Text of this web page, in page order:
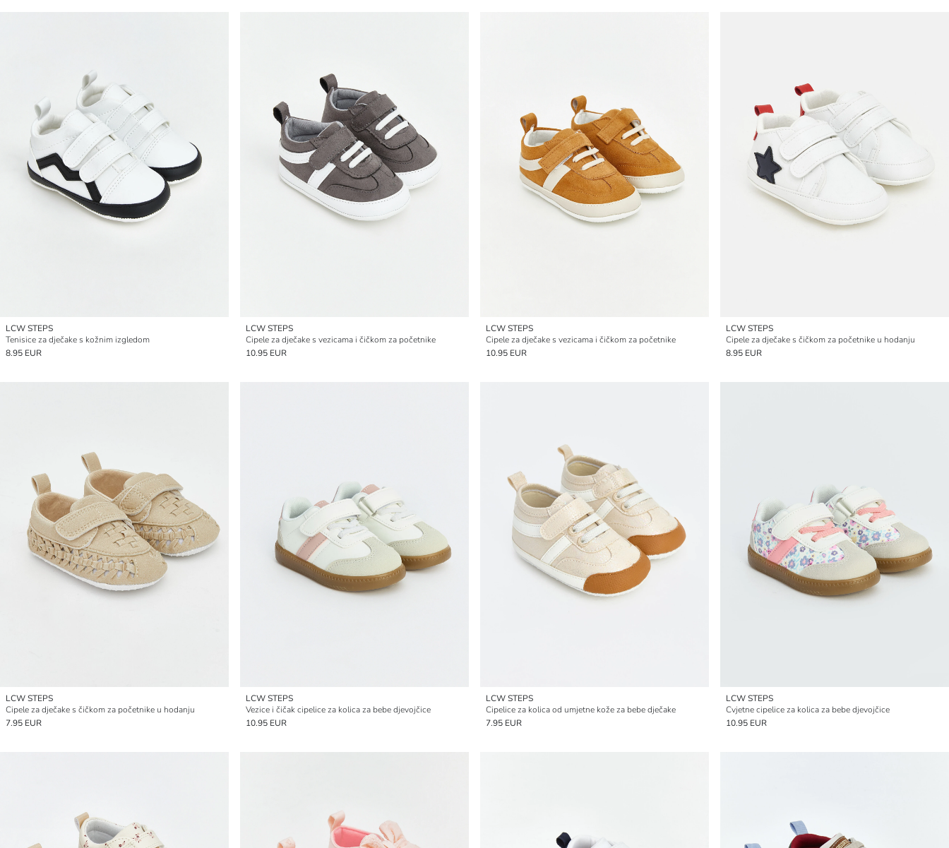
LCW STEPS
Tenisice za dječake s kožnim izgledom
8.95 EUR
LCW STEPS
Cipele za dječake s vezicama i čičkom za početnike
10.95 EUR
LCW STEPS
Cipele za dječake s vezicama i čičkom za početnike
10.95 EUR
LCW STEPS
Cipele za dječake s čičkom za početnike u hodanju
8.95 EUR
LCW STEPS
Cipele za dječake s čičkom za početnike u hodanju
7.95 EUR
LCW STEPS
Vezice i čičak cipelice za kolica za bebe djevojčice
10.95 EUR
LCW STEPS
Cipelice za kolica od umjetne kože za bebe dječake
7.95 EUR
LCW STEPS
Cvjetne cipelice za kolica za bebe djevojčice
10.95 EUR